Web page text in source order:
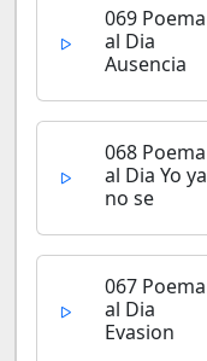
069 Poema
al Dia
Ausencia
068 Poema
al Dia Yo ya
no se
067 Poema
al Dia
Evasion